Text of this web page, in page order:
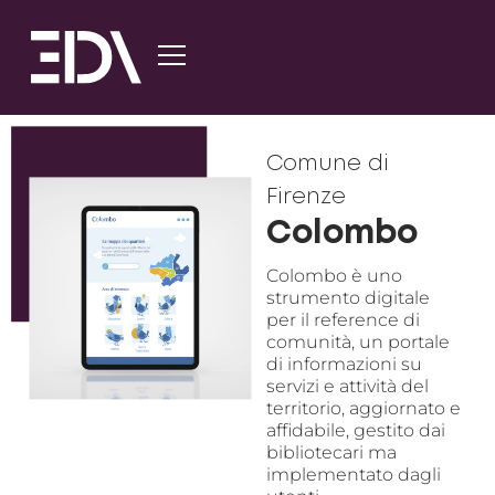
Comune di
Firenze
Colombo
Colombo è uno
strumento digitale
per il reference di
comunità, un portale
di informazioni su
servizi e attività del
territorio, aggiornato e
affidabile, gestito dai
bibliotecari ma
implementato dagli